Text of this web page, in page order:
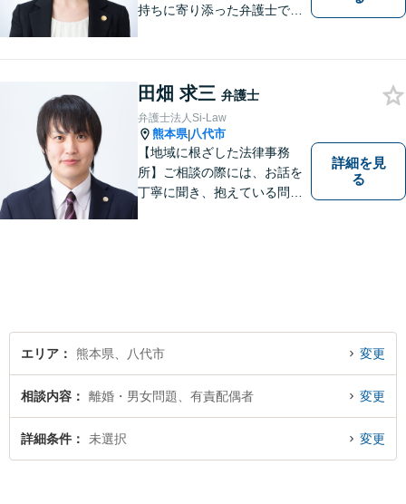
持ちに寄り添った弁護士であ
いく解決のサポートができま
すよう、一つ一つのご依頼に
誠実に取り組んでまいりま
す。
田畑 求三 弁護士
弁護士法人Si-Law
熊本県|八代市
【地域に根ざした法律事務
所】ご相談の際には、お話を
丁寧に聞き、抱えている問題
詳細を見
る
エリア 熊本県、八代市 変更
相談内容 離婚・男女問題、有責配偶者 変更
詳細条件 未選択 変更